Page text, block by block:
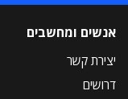
אנשים ומחשבים
יצירת קשר
דרושים